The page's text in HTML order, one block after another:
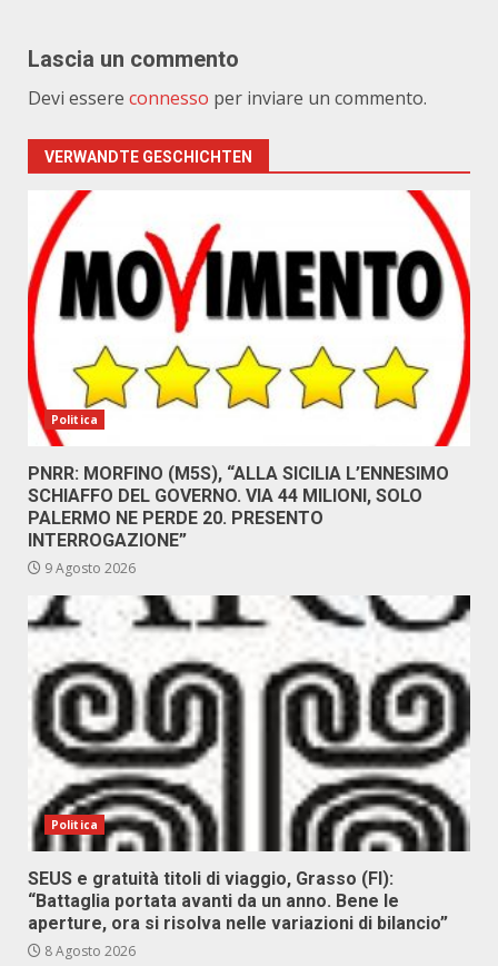
Lascia un commento
Devi essere connesso per inviare un commento.
VERWANDTE GESCHICHTEN
Politica
PNRR: MORFINO (M5S), “ALLA SICILIA L’ENNESIMO
SCHIAFFO DEL GOVERNO. VIA 44 MILIONI, SOLO
PALERMO NE PERDE 20. PRESENTO
INTERROGAZIONE”
9 Agosto 2026
Politica
SEUS e gratuità titoli di viaggio, Grasso (FI):
“Battaglia portata avanti da un anno. Bene le
aperture, ora si risolva nelle variazioni di bilancio”
8 Agosto 2026